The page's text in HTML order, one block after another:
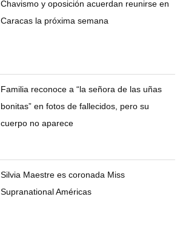
Chavismo y oposición acuerdan reunirse en
Caracas la próxima semana
Familia reconoce a “la señora de las uñas
bonitas” en fotos de fallecidos, pero su
cuerpo no aparece
Silvia Maestre es coronada Miss
Supranational Américas